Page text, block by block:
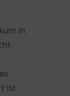
in
ist.